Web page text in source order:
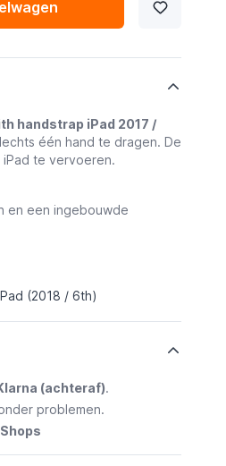
handstrap iPad 2017 /
één hand te dragen. De
iPad te vervoeren.
en een ingebouwde
(2018 / 6th)
(achteraf).
problemen.